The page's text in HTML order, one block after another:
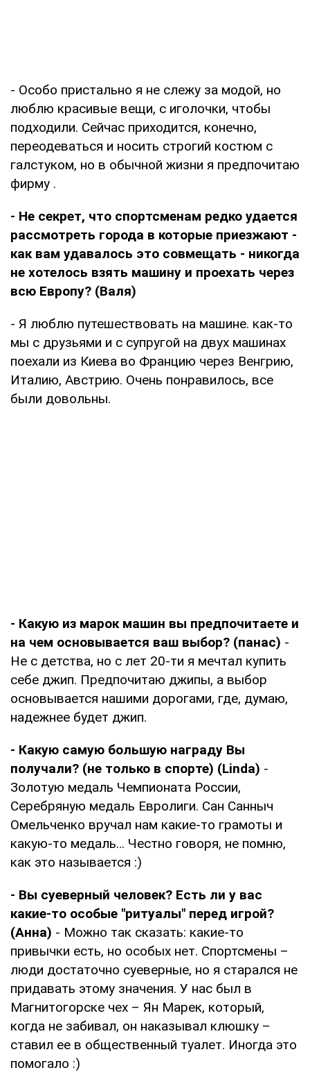
- Особо пристально я не слежу за модой, но
люблю красивые вещи, с иголочки, чтобы
подходили. Сейчас приходится, конечно,
переодеваться и носить строгий костюм с
галстуком, но в обычной жизни я предпочитаю
фирму .
- Не секрет, что спортсменам редко удается
рассмотреть города в которые приезжают -
как вам удавалось это совмещать - никогда
не хотелось взять машину и проехать через
всю Европу? (Валя)
- Я люблю путешествовать на машине. как-то
мы с друзьями и с супругой на двух машинах
поехали из Киева во Францию через Венгрию,
Италию, Австрию. Очень понравилось, все
были довольны.
- Какую из марок машин вы предпочитаете и
на чем основывается ваш выбор? (панас) -
Не с детства, но с лет 20-ти я мечтал купить
себе джип. Предпочитаю джипы, а выбор
основывается нашими дорогами, где, думаю,
надежнее будет джип.
- Какую самую большую награду Вы
получали? (не только в спорте) (Linda) -
Золотую медаль Чемпионата России,
Серебряную медаль Евролиги. Сан Санныч
Омельченко вручал нам какие-то грамоты и
какую-то медаль… Честно говоря, не помню,
как это называется :)
- Вы суеверный человек? Есть ли у вас
какие-то особые "ритуалы" перед игрой?
(Анна) - Можно так сказать: какие-то
привычки есть, но особых нет. Спортсмены –
люди достаточно суеверные, но я старался не
придавать этому значения. У нас был в
Магнитогорске чех – Ян Марек, который,
когда не забивал, он наказывал клюшку –
ставил ее в общественный туалет. Иногда это
помогало :)